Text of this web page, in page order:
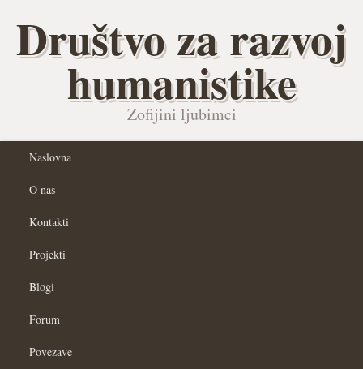
Društvo za razvoj
humanistike
Zofijini ljubimci
Naslovna
O nas
Kontakti
Projekti
Blogi
Forum
Povezave